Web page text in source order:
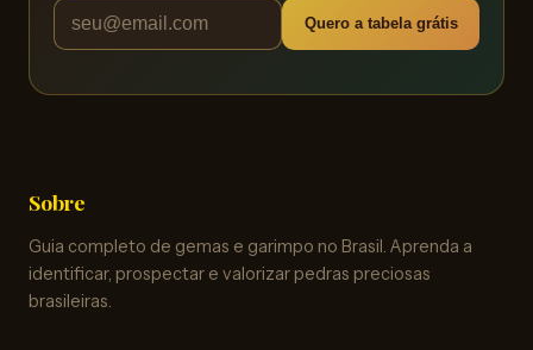
Quero a tabela grátis
Sobre
Guia completo de gemas e garimpo no Brasil. Aprenda a
identificar, prospectar e valorizar pedras preciosas
brasileiras.